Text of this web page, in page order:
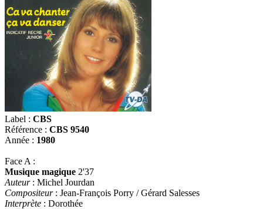
Label : CBS
Référence : CBS 9540
Année : 1980
Face A :
Musique magique 2'37
Auteur: Michel Jourdan
Compositeur: Jean-François Porry / Gérard Salesses
Interprète : Dorothée